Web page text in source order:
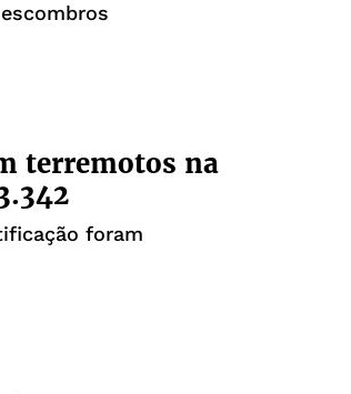
terremotos na
foram